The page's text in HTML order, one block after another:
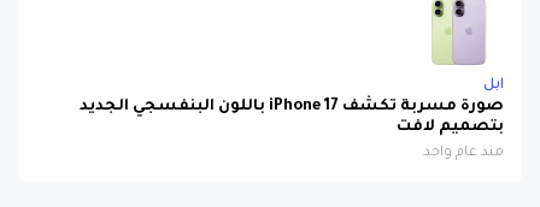
ابل
صورة مسربة تكشف iPhone 17 باللون البنفسجي الجديد
بتصميم لافت
منذ عام واحد